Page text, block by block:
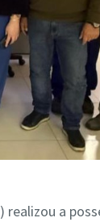
realizou a